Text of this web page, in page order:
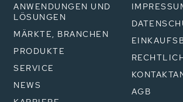
ANWENDUNGEN UND
LÖSUNGEN
MÄRKTE, BRANCHEN
PRODUKTE
SERVICE
NEWS
AGB